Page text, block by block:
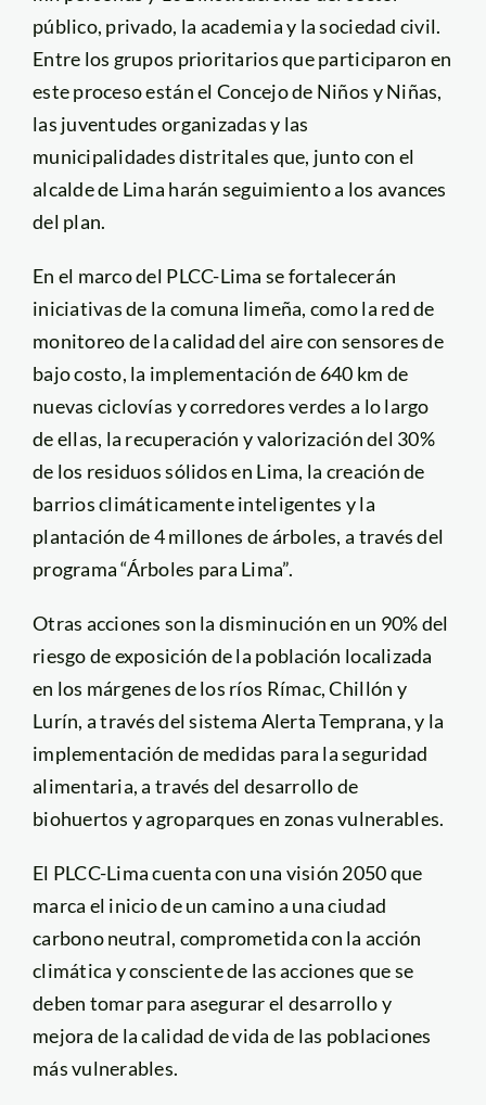
público, privado, la academia y la sociedad civil.
Entre los grupos prioritarios que participaron en
este proceso están el Concejo de Niños y Niñas,
las juventudes organizadas y las
municipalidades distritales que, junto con el
alcalde de Lima harán seguimiento a los avances
del plan.
En el marco del PLCC-Lima se fortalecerán
iniciativas de la comuna limeña, como la red de
monitoreo de la calidad del aire con sensores de
bajo costo, la implementación de 640 km de
nuevas ciclovías y corredores verdes a lo largo
de ellas, la recuperación y valorización del 30%
de los residuos sólidos en Lima, la creación de
barrios climáticamente inteligentes y la
plantación de 4 millones de árboles, a través del
programa “Árboles para Lima”.
Otras acciones son la disminución en un 90% del
riesgo de exposición de la población localizada
en los márgenes de los ríos Rímac, Chillón y
Lurín, a través del sistema Alerta Temprana, y la
implementación de medidas para la seguridad
alimentaria, a través del desarrollo de
biohuertos y agroparques en zonas vulnerables.
El PLCC-Lima cuenta con una visión 2050 que
marca el inicio de un camino a una ciudad
carbono neutral, comprometida con la acción
climática y consciente de las acciones que se
deben tomar para asegurar el desarrollo y
mejora de la calidad de vida de las poblaciones
más vulnerables.